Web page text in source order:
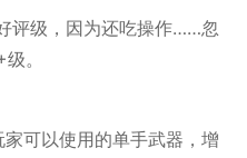
评级，因为还吃操作……忽
。
可以使用的单手武器，增